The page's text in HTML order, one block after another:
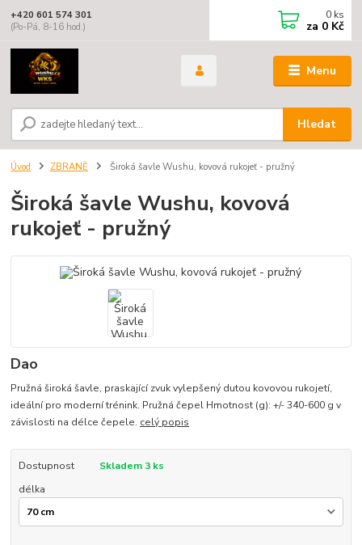
Menu
Hledat
+420 601 574 301
(Po-Pá, 8-16 hod.)
0 ks
za 0 Kč
Úvod ZBRANĚ Široká šavle Wushu, kovová rukojeť - pružný
Široká šavle Wushu, kovová
rukojeť - pružný
Dao
Pružná široká šavle, praskající zvuk vylepšený dutou kovovou rukojetí,
ideální pro moderní trénink. Pružná čepel Hmotnost (g): +/- 340-600 g v
závislosti na délce čepele. celý popis
Dostupnost
Skladem 3 ks
délka